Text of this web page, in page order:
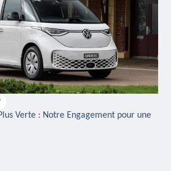
Verte : Notre Engagement pour une